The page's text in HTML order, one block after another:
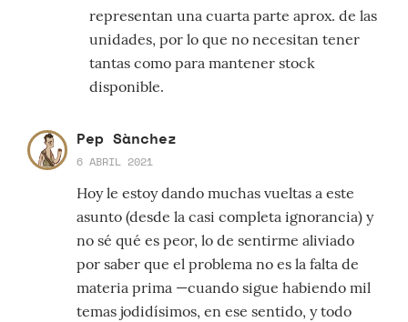
representan una cuarta parte aprox. de las
unidades, por lo que no necesitan tener
tantas como para mantener stock
disponible.
Pep Sànchez
6 ABRIL 2021
Hoy le estoy dando muchas vueltas a este
asunto (desde la casi completa ignorancia) y
no sé qué es peor, lo de sentirme aliviado
por saber que el problema no es la falta de
materia prima —cuando sigue habiendo mil
temas jodidísimos, en ese sentido, y todo